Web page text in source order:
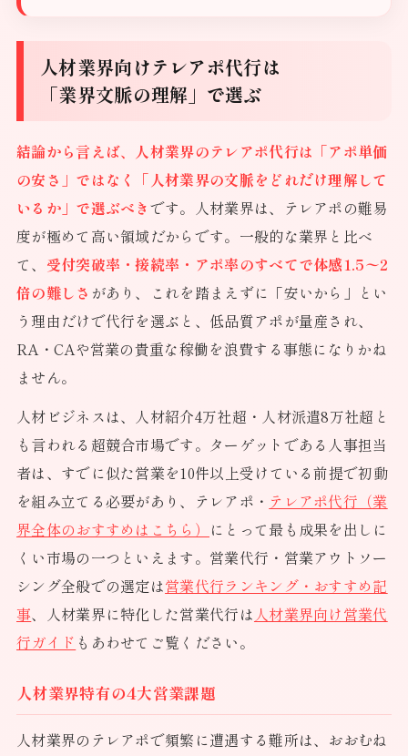
人材業界向けテレアポ代行は
「業界文脈の理解」で選ぶ
結論から言えば、人材業界のテレアポ代行は「アポ単価
の安さ」ではなく「人材業界の文脈をどれだけ理解して
いるか」で選ぶべきです。人材業界は、テレアポの難易
度が極めて高い領域だからです。一般的な業界と比べ
て、 受付突破率・接続率・アポ率のすべてで体感1.5〜2
倍の難しさ があり、これを踏まえずに「安いから」とい
う理由だけで代行を選ぶと、低品質アポが量産され、
RA・CAや営業の貴重な稼働を浪費する事態になりかね
ません。
人材ビジネスは、人材紹介4万社超・人材派遣8万社超と
も言われる超競合市場です。ターゲットである人事担当
者は、すでに似た営業を10件以上受けている前提で初動
を組み立てる必要があり、テレアポ・ テレアポ代行（業
界全体のおすすめはこちら） にとって最も成果を出しに
くい市場の一つといえます。営業代行・営業アウトソー
シング全般での選定は営業代行ランキング・おすすめ記
事、人材業界に特化した営業代行は人材業界向け営業代
行ガイド もあわせてご覧ください。
人材業界特有の4大営業課題
人材業界のテレアポで頻繁に遭遇する難所は、おおむね